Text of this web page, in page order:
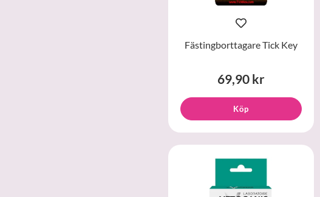
Fästingborttagare Tick Key
69,90 kr
Köp